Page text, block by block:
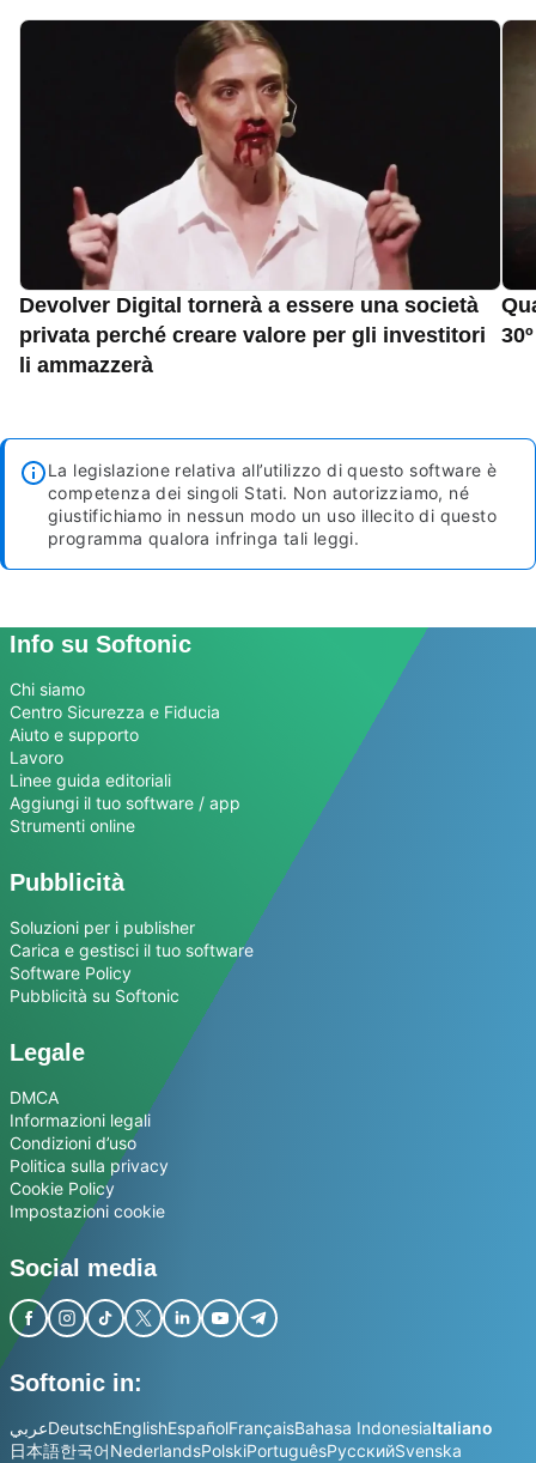
Devolver Digital tornerà a essere una società
privata perché creare valore per gli investitori
li ammazzerà
La legislazione relativa all’utilizzo di questo software è
competenza dei singoli Stati. Non autorizziamo, né
giustifichiamo in nessun modo un uso illecito di questo
programma qualora infringa tali leggi.
Info su Softonic
Chi siamo
Centro Sicurezza e Fiducia
Aiuto e supporto
Lavoro
Linee guida editoriali
Aggiungi il tuo software / app
Strumenti online
Pubblicità
Soluzioni per i publisher
Carica e gestisci il tuo software
Software Policy
Pubblicità su Softonic
Legale
DMCA
Informazioni legali
Condizioni d’uso
Politica sulla privacy
Cookie Policy
Impostazioni cookie
Social media
Softonic in:
عربيDeutschEnglishEspañolFrançaisBahasa IndonesiaItaliano
日本語한국어NederlandsPolskiPortuguêsРусскийSvenska